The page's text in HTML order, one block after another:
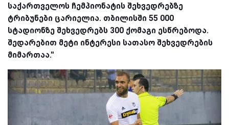
საქართველოს ჩემპიონატის შეხვედრებზე
ტრიბუნები ცარიელია. თბილისში 55 000
სტადიონზე შეხვედრებს 300 ქომაგი ესწრებოდა.
შედარებით მეტი ინტერესი სათასო შეხვედრების
მიმართაა.''